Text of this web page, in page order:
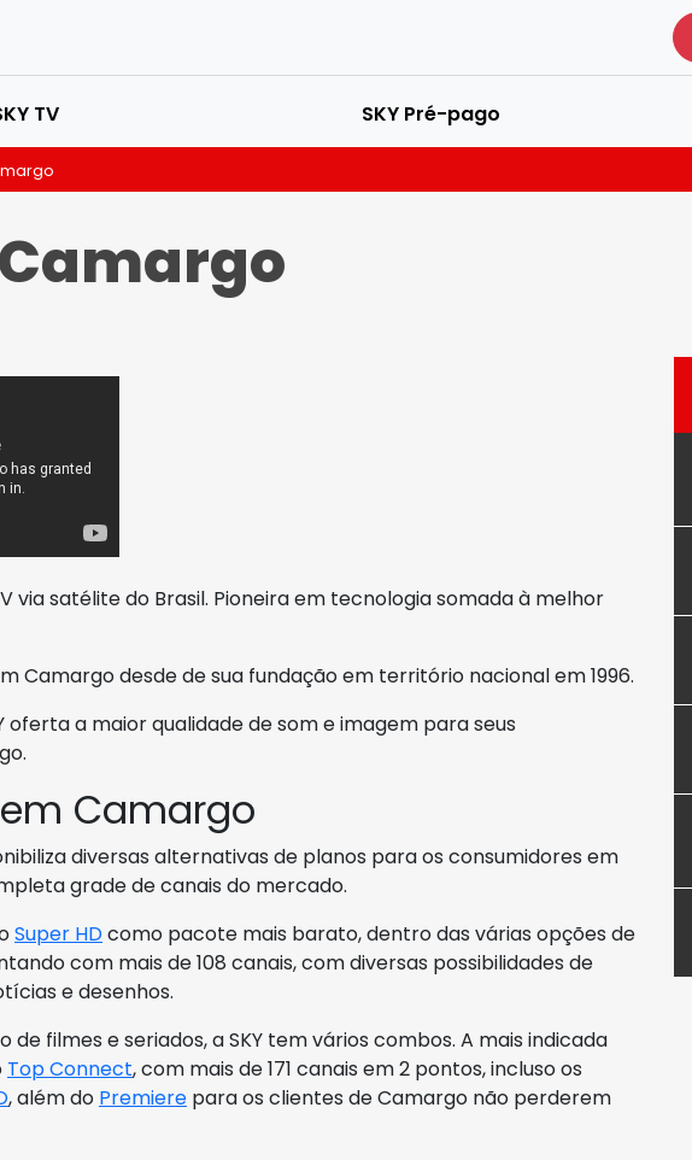
TV SKY Pré-pago
via satélite do Brasil. Pioneira em tecnologia somada à melhor
Camargo desde de sua fundação em território nacional em 1996.
oferta a maior qualidade de som e imagem para seus
Camargo
diversas alternativas de planos para os consumidores em
grade de canais do mercado.
Super HDcomo pacote mais barato, dentro das várias opções de
com mais de 108 canais, com diversas possibilidades de
e desenhos.
de filmes e seriados, a SKY tem vários combos. A mais indicada
Top Connect, com mais de 171 canais em 2 pontos, incluso os
, além do Premiere para os clientes de Camargo não perderem